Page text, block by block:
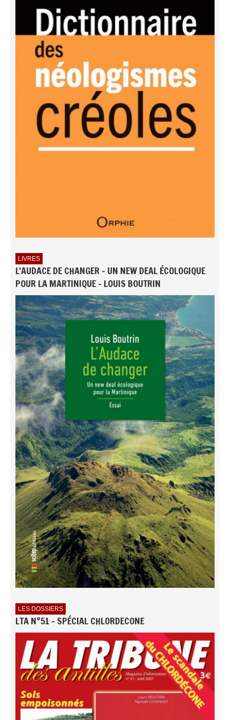
LIVRES
L'AUDACE DE CHANGER - UN NEW DEAL ÉCOLOGIQUE
POUR LA MARTINIQUE - LOUIS BOUTRIN
LES DOSSIERS
LTA N°51 - SPÉCIAL CHLORDECONE